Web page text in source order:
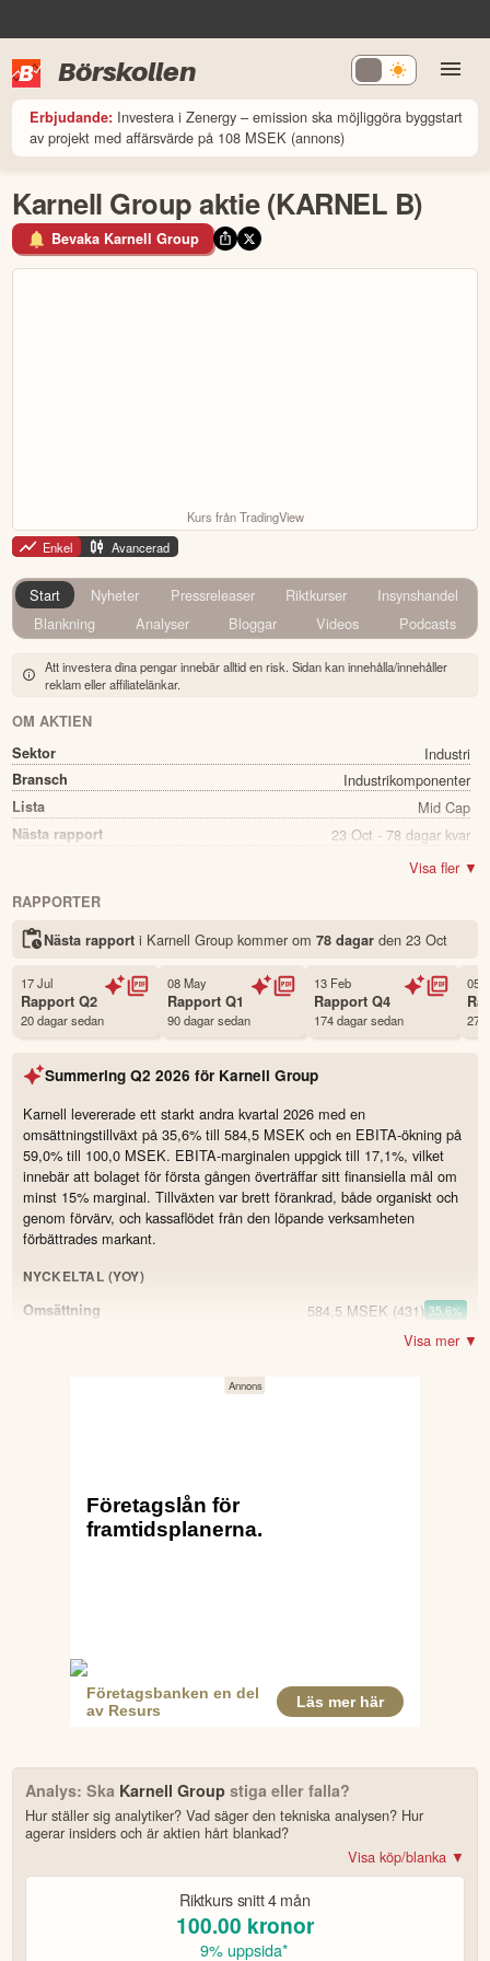
Börskollen
Erbjudande: Investera i Zenergy – emission ska möjliggöra byggstart
av projekt med affärsvärde på 108 MSEK (annons)
Karnell Group aktie (KARNEL B)
Bevaka Karnell Group
Kurs från TradingView
Enkel
Avancerad
Start Nyheter Pressreleaser Riktkurser
Insynshandel
Blankning
Analyser Bloggar Videos Podcasts
Att investera dina pengar innebär alltid en risk. Sidan kan innehålla/innehåller
reklam eller affiliatelänkar.
OM AKTIEN
Sektor
Industri
Bransch Industrikomponenter
Lista Mid Cap
Nästa rapport 23 Oct - 78 dagar kvar
Nej
Status Noterad
Sverige
Första handelsdag 21 Mar 2024
Antal ägare Avanza 6,105 st
Källa:Börsdata
Visa fler ▼
RAPPORTER
Nästa rapport i Karnell Group kommer om 78 dagarden 23 Oct
17 Jul
RapportQ2
20 dagar sedan
08 May
RapportQ1
90 dagar sedan
13 Feb
RapportQ4
174 dagar sedan
05
Summering Q2 2026 för Karnell Group
Karnell levererade ett starkt andra kvartal 2026 med en
omsättningstillväxt på 35,6% till 584,5 MSEK och en EBITA-ökning på
59,0% till 100,0 MSEK. EBITA-marginalen uppgick till 17,1%, vilket
innebär att bolaget för första gången överträffar sitt finansiella mål om
minst 15% marginal. Tillväxten var brett förankrad, både organiskt och
genom förvärv, och kassaflödet från den löpande verksamheten
förbättrades markant.
NYCKELTAL (YOY)
Omsättning
584,5 MSEK (431) 35.6%
(56,9) 54.1%
kraftigt till 62,0 MSEK (20,0).
Organisk tillväxt var stark, 17,4% i Q2.
Förvärvet av flex7 Ltd i Storbritannien slutfördes och bidrar
Kvartalet belastades av ökade förvärvskostnader (4,0 MSEK
jämfört med 1,2 MSEK föregående år).
Viss tillväxt i Nischproduktion drevs av enskild kund på nivåer
Soliditeten minskade till 46,8% (55,5%).
Visa mer ▼
Analys: Ska Karnell Groupstiga eller falla?
Hur ställer sig analytiker? Vad säger den tekniska analysen? Hur
agerar insiders och är aktien hårt blankad?
Bonus: Få upp till 500 USD i tillgångar när du öppnar konto –se
erbjudandet!
Visa köp/blanka ▼
Riktkurs snitt4 mån
100.00 kronor
9% uppsida*